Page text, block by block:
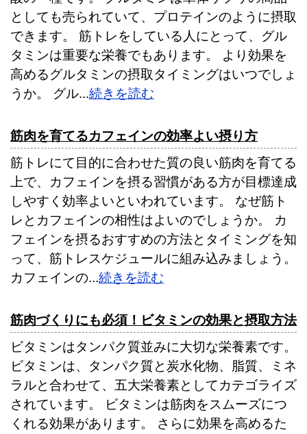
としても売られていて、プロテインのように摂取
できます。 筋トレをしている人にとって、グル
タミンは重要な栄養でもあります。 より効果を
高めるグルタミンの摂取タイミングはいつでしょ
うか。 グル...続きを読む
筋肉を育てるカフェインの効率よい摂り方
筋トレにて目的に合わせた質の良い筋肉を育てる
上で、カフェインを摂る習慣がある方が目標達成
しやすく効率よいといわれています。 なぜ筋ト
レとカフェインの相性はよいのでしょうか。 カ
フェインを摂るおすすめの方法とタイミングを知
って、筋トレスケジュールに組み込みましょう。
カフェインの...続きを読む
筋肉づくりにも必須！ビタミンの効果と摂取方法
ビタミンはタンパク質並みに大切な栄養素です。
ビタミンは、タンパク質と炭水化物、脂質、ミネ
ラルと合わせて、五大栄養素としてカテゴライズ
されています。 ビタミンは筋肉をスムーズにつ
くれる効果があります。 さらに効果を高めるた